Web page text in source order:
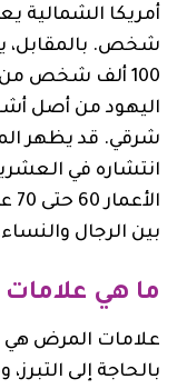
100 ألف شخص
اليهود من أصل
شرقي. قد يظهر
انتشاره في
بين الرجال
ما هي علامات
علامات المرض هي
بالحاجة إلى